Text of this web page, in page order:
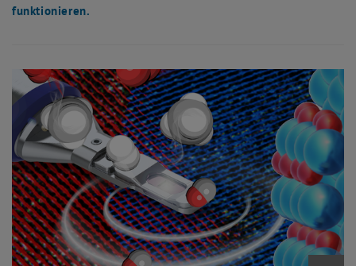
funktionieren.